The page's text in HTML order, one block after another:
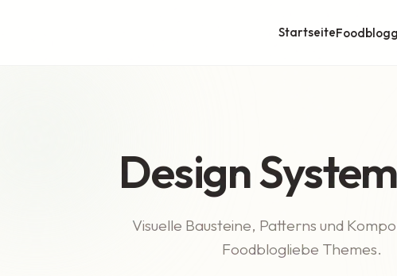
Startseite
Design System
Visuelle Bausteine, Patterns und
Foodblogliebe Themes.